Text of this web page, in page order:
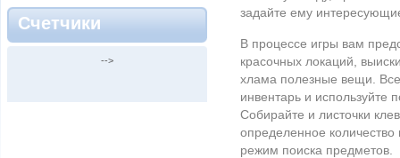
Счетчики
-->
задайте ему
В процессе игры вам
красочных локаций,
хлама полезные вещи.
инвентарь и
Собирайте и листочки
определенное
режим поиска предметов.